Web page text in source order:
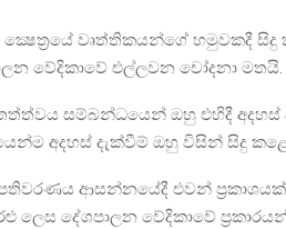
වෘත්තිකයන්ගේ හමුවකදී සිදු
වේදිකාවේ එල්ලවන චෝදනා මතයි.
සම්බන්ධයෙන් ඔහු එහිදී අදහස්
අදහස් දැක්වීම් ඔහු විසින් සිදු
ආසන්නයේදී එවන්
ලෙස දේශපාලන වේදිකාවේ